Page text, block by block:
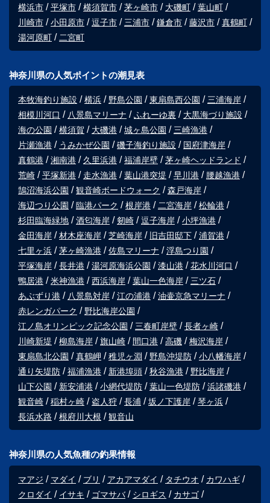
横浜市 平塚市 横須賀市 茅ヶ崎市 大磯町
葉山町
川崎市
小田原市 逗子市 三浦市 鎌倉市 藤沢市
真鶴町
湯河原町
二宮町
神奈川県の人気ポイントの潮見表
本牧海釣り施設 横浜 野島公園 東扇島西公園
三浦海岸
相模川河口
八景島マリーナ ふれーゆ裏
大黒海づり施設
海の公園
横須賀 大磯港 城ヶ島公園
三崎漁港
片瀬漁港
うみかぜ公園 磯子海釣り施設
国府津海岸
真鶴港
湘南港 久里浜港 福浦岸壁
茅ヶ崎ヘッドランド
荒崎
平塚新港 走水漁港 葉山港突堤 早川港
腰越漁港
鵠沼海浜公園
観音崎ボードウォーク
森戸海岸
海辺つり公園
臨港パーク 根岸港 二宮海岸
松輪港
杉田臨海緑地
酒匂海岸 剱崎 逗子海岸
小坪漁港
金田海岸
材木座海岸 芝崎海岸 旧吉田邸下
浦賀港
七里ヶ浜
茅ヶ崎漁港 佐島マリーナ
浮島つり園
平塚海岸
長井港 湯河原海浜公園 漆山港
花水川河口
鴨居港
米神漁港 西浜海岸 葉山一色海岸
三ツ石
あぶずり港
八景島対岸 江の浦港
油壷京急マリーナ
赤レンガパーク
野比海岸公園
江ノ島オリンピック記念公園
三春町岸壁
長者ヶ崎
川崎新堤
柳島海岸 旗山崎 間口港 高磯
梅沢海岸
東扇島北公園
真鶴岬 稚児ヶ淵 野島沖堤防
小八幡海岸
通り矢堤防
福浦漁港 新港埠頭 秋谷漁港
野比海岸
山下公園
新安浦港 小網代堤防 葉山一色堤防
浜諸磯港
観音崎
稲村ヶ崎 盗人狩 長浦 坂ノ下護岸
琴ヶ浜
長浜水路
根府川大根 観音山
神奈川県の人気魚種の釣果情報
マアジ マダイ ブリ アカアマダイ タチウオ
カワハギ
クロダイ
イサキ ゴマサバ シロギス カサゴ